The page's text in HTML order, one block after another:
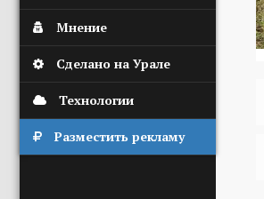
Мнение
Сделано на Урале
Технологии
Разместить рекламу